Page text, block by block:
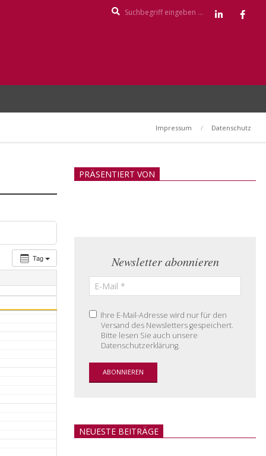
Impressum Datenschutz
Tag
PRÄSENTIERT VON
Newsletter abonnieren
Ihre E-Mail-Adresse wird nur für den
Versand des Newsletters gespeichert.
Bitte lesen Sie auch unsere
Datenschutzerklärung.
NEUESTE BEITRÄGE